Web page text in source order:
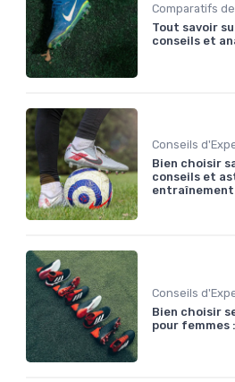
Tout savoir
conseils et
Conseils
Bien choisir
conseils et
Conseils
Bien choisir
pour femmes